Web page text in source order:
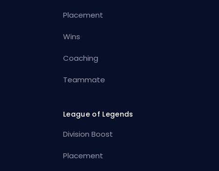
Placement
Wins
Coaching
Teammate
League of Legends
Division Boost
Placement